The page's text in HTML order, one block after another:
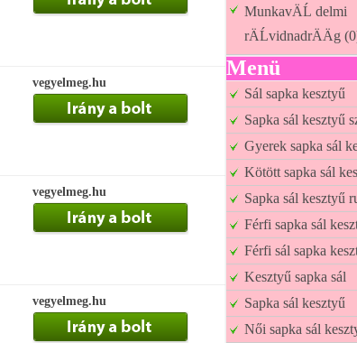
vegyelmeg.hu
vegyelmeg.hu
vegyelmeg.hu
MunkavÄĹ delmi
rÄĹvidnadrÄÄg
Menü
Sál sapka kesztyű
Sapka sál kesztyű
Gyerek sapka sál
Kötött sapka sál
Sapka sál kesztyű
Férfi sapka sál
Férfi sál sapka
Kesztyű sapka sál
Sapka sál kesztyű
Női sapka sál